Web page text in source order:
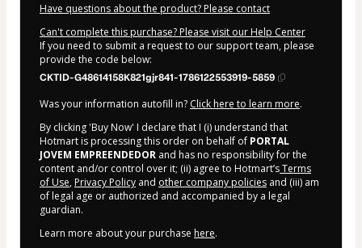
Have questions about the product? Please contact
Can't complete this purchase? Please visit our Help Center
If you need to submit a request to our support team, please
provide the code below:
CKTID-G48614158K821gjr841-1786122553919-5859
Was your information autofill in? Click here to learn more.
By clicking 'Buy Now' I declare that I (i) understand that
Hotmart is processing this order on behalf of PORTAL
JOVEM EMPREENDEDOR and has no responsibility for the
content and/or control over it; (ii) agree to Hotmart’sTerms
of Use, Privacy Policy and other company policies and (iii) am
of legal age or authorized and accompanied by a legal
guardian.
Learn more about your purchase here.